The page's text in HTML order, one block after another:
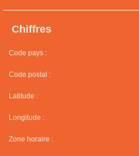
Chiffres
Code pays :
Code postal :
Latitude :
Longitude :
Zone horaire :